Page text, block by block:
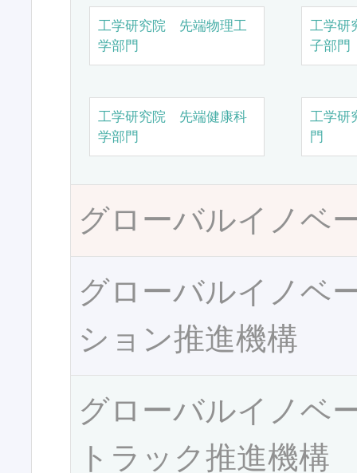
工学研究院 先端物理工
学部門
工学研
子部門
工学研究院 先端健康科
学部門
工学研
門
グローバルイノベ
グローバルイノベ
ション推進機構
グローバルイノベ
トラック推進機構